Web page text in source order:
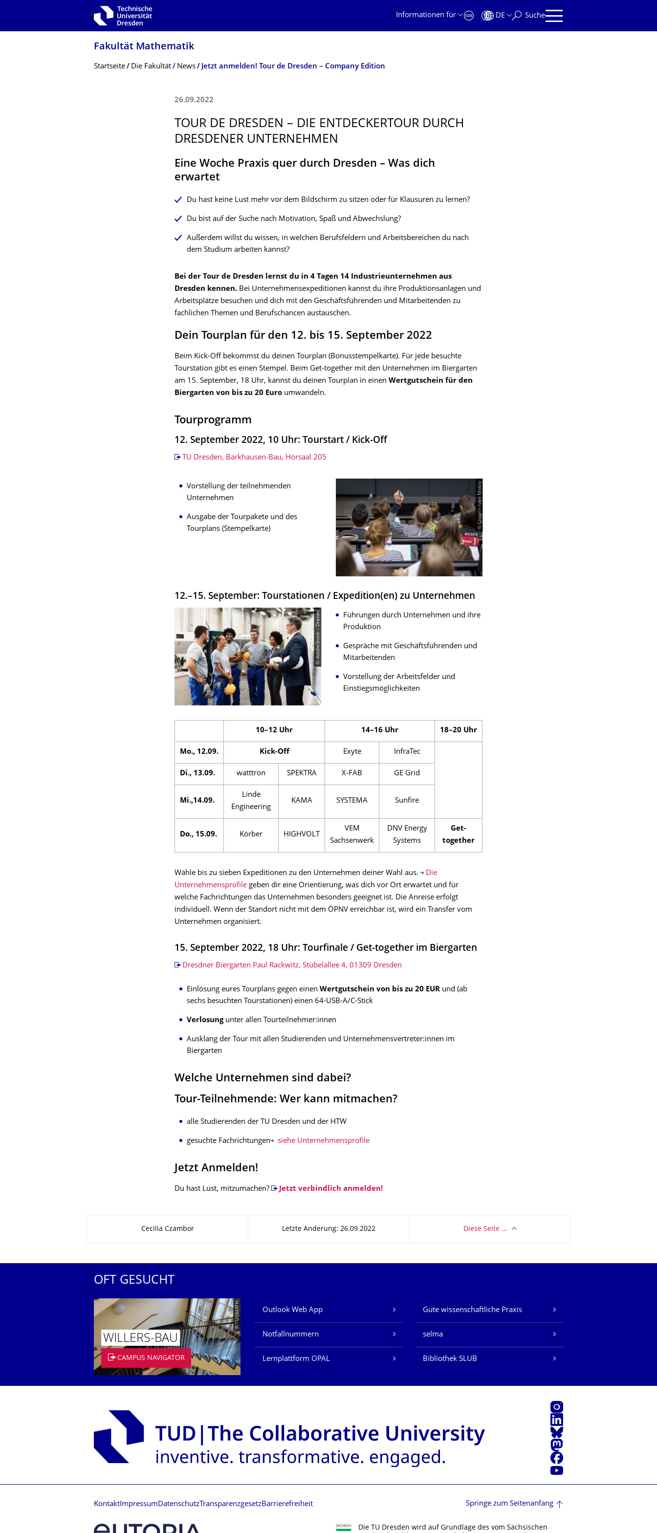
Zur Hauptnavigation springen
Informationen für
DE Suche
Fakultät Mathematik
Breadcrumb-Menü
Startseite Die Fakultät News Jetzt anmelden! Tour de Dresden – Company Edition
26.09.2022
TOUR DE DRESDEN – DIE ENTDECKERTOUR DURCH
DRESDENER UNTERNEHMEN
Eine Woche Praxis quer durch Dresden – Was dich
erwartet
Du hast keine Lust mehr vor dem Bildschirm zu sitzen oder für Klausuren zu lernen?
Du bist auf der Suche nach Motivation, Spaß und Abwechslung?
Außerdem willst du wissen, in welchen Berufsfeldern und Arbeitsbereichen du nach
dem Studium arbeiten kannst?
Bei der Tour de Dresden lernst du in 4 Tagen 14 Industrieunternehmen aus
Dresden kennen. Bei Unternehmensexpeditionen kannst du ihre Produktionsanlagen und
Arbeitsplätze besuchen und dich mit den Geschäftsführenden und Mitarbeitenden zu
fachlichen Themen und Berufschancen austauschen.
Dein Tourplan für den 12. bis 15. September 2022
Beim Kick-Off bekommst du deinen Tourplan (Bonusstempelkarte). Für jede besuchte
Tourstation gibt es einen Stempel. Beim Get-together mit den Unternehmen im Biergarten
am 15. September, 18 Uhr, kannst du deinen Tourplan in einen Wertgutschein für den
Biergarten von bis zu 20 Euro umwandeln.
Tourprogramm
12. September 2022, 10 Uhr: Tourstart / Kick-Off
TU Dresden, Barkhausen-Bau, Hörsaal 205
© Crispin-Iven Mokry
Vorstellung der teilnehmenden
Unternehmen
Ausgabe der Tourpakete und des
Tourplans (Stempelkarte)
12.–15. September: Tourstationen / Expedition(en) zu Unternehmen
© AdobeStock – Drazen
Führungen durch Unternehmen und ihre
Produktion
Gespräche mit Geschäftsführenden und
Mitarbeitenden
Vorstellung der Arbeitsfelder und
Einstiegsmöglichkeiten
10–12 Uhr 14–16 Uhr 18–20 Uhr
Mo., 12.09. Kick-Off Exyte InfraTec
Di., 13.09. watttron SPEKTRA X-FAB GE Grid
Mi.,14.09.
Linde
Engineering
KAMA SYSTEMA Sunfire
Do., 15.09. Körber HIGHVOLT
VEM
Sachsenwerk
DNV Energy
Systems
Get-
together
Wähle bis zu sieben Expeditionen zu den Unternehmen deiner Wahl aus.
Die
Unternehmensprofile geben dir eine Orientierung, was dich vor Ort erwartet und für
welche Fachrichtungen das Unternehmen besonders geeignet ist. Die Anreise erfolgt
individuell. Wenn der Standort nicht mit dem ÖPNV erreichbar ist, wird ein Transfer vom
Unternehmen organisiert.
15. September 2022, 18 Uhr: Tourfinale / Get-together im Biergarten
Dresdner Biergarten Paul Rackwitz, Stübelallee 4, 01309 Dresden
Einlösung eures Tourplans gegen einen Wertgutschein von bis zu 20 EUR und (ab
sechs besuchten Tourstationen) einen 64-USB-A/C-Stick
Verlosung unter allen Tourteilnehmer:innen
Ausklang der Tour mit allen Studierenden und Unternehmensvertreter:innen im
Biergarten
Welche Unternehmen sind dabei?
Tour-Teilnehmende: Wer kann mitmachen?
alle Studierenden der TU Dresden und der HTW
gesuchte Fachrichtungen siehe Unternehmensprofile
Jetzt Anmelden!
Du hast Lust, mitzumachen? Jetzt verbindlich anmelden!
Cecilia Czambor Letzte Änderung: 26.09.2022 Diese Seite …
OFT GESUCHT
© TUDMATH
WILLERS-BAU
CAMPUS NAVIGATOR
Unsere Dienste
Outlook Web App Gute wissenschaftliche Praxis
Notfallnummern selma
Lernplattform OPAL Bibliothek SLUB
Instagram
LinkedIn
Bluesky
Mastodon
Facebook
Youtube
Kontakt Impressum DatenschutzTransparenzgesetzBarrierefreiheit Springe zum Seitenanfang
Die TU Dresden wird auf Grundlage des vom Sächsischen